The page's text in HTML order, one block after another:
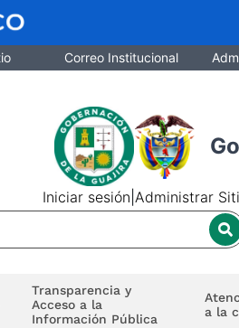
Correo Institucional
Iniciar sesión |Administrar
Transparencia y
Acceso a la
Información Pública
a la